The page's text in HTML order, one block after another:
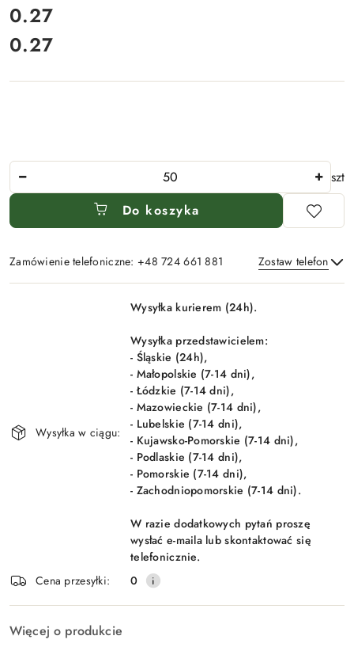
cena:
0.27
Cena:
0.27
szt
Do koszyka
Zamówienie telefoniczne: +48 724 661 881 Zostaw telefon
Wyślij
Wysyłka w ciągu:
Wysyłka kurierem (24h).
Wysyłka przedstawicielem:
- Śląskie (24h),
- Małopolskie (7-14 dni),
- Łódzkie (7-14 dni),
- Mazowieckie (7-14 dni),
- Lubelskie (7-14 dni),
- Kujawsko-Pomorskie (7-14 dni),
- Podlaskie (7-14 dni),
- Pomorskie (7-14 dni),
- Zachodniopomorskie (7-14 dni).
W razie dodatkowych pytań proszę
wysłać e-maila lub skontaktować się
telefonicznie.
Cena przesyłki:
0
Więcej o produkcie